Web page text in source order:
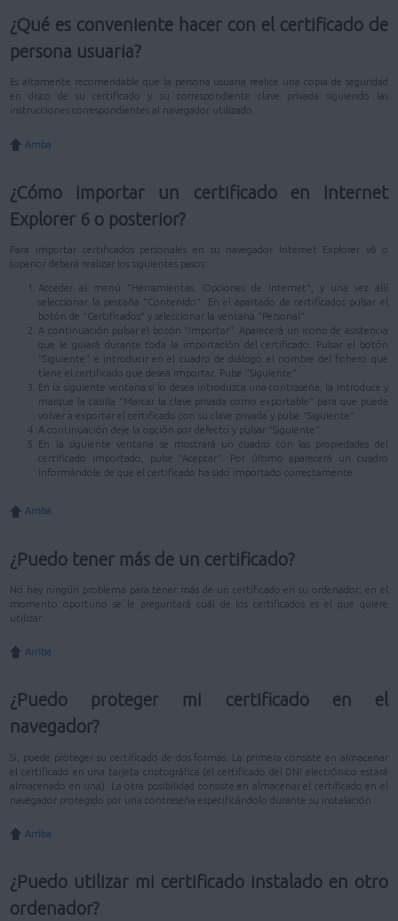
¿Qué es conveniente hacer con el certificado de
persona usuaria?
Es altamente recomendable que la persona usuaria realice una copia de seguridad
en disco de su certificado y su correspondiente clave privada siguiendo las
instrucciones correspondientes al navegador utilizado.
Arriba
¿Cómo importar un certificado en Internet
Explorer 6 o posterior?
Para importar certificados personales en su navegador Internet Explorer v6 o
superior deberá realizar los siguientes pasos:
Acceder al menú "Herramientas, Opciones de Internet", y una vez allí
seleccionar la pestaña "Contenido". En el apartado de certificados pulsar el
botón de "Certificados" y seleccionar la ventana "Personal".
A continuación pulsar el botón "Importar". Aparecerá un icono de asistencia
que le guiará durante toda la importación del certificado. Pulsar el botón
"Siguiente" e introducir en el cuadro de diálogo el nombre del fichero que
tiene el certificado que desea importar. Pulse "Siguiente".
En la siguiente ventana si lo desea introduzca una contraseña, la introduce y
marque la casilla "Marcar la clave privada como exportable" para que pueda
volver a exportar el certificado con su clave privada y pulse "Siguiente".
A continuación deje la opción por defecto y pulsar "Siguiente".
En la siguiente ventana se mostrará un cuadro con las propiedades del
certificado importado, pulse "Aceptar". Por último aparecerá un cuadro
informándole de que el certificado ha sido importado correctamente.
Arriba
¿Puedo tener más de un certificado?
No hay ningún problema para tener más de un certificado en su ordenador; en el
momento oportuno se le preguntará cuál de los certificados es el que quiere
utilizar.
Arriba
¿Puedo proteger mi certificado en el
navegador?
Si, puede proteger su certificado de dos formas. La primera consiste en almacenar
el certificado en una tarjeta criptográfica (el certificado del DNI electrónico estará
almacenado en una). La otra posibilidad consiste en almacenar el certificado en el
navegador protegido por una contraseña especificándolo durante su instalación.
Arriba
¿Puedo utilizar mi certificado instalado en otro
ordenador?